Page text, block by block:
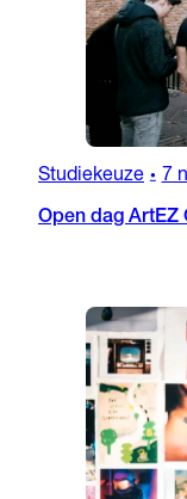
Studiekeuze • 7
Open dag ArtEZ